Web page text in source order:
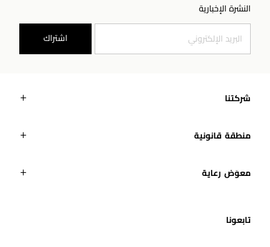
النشرة الإخبارية
اشتراك
شركتنا
منطقة قانونية
معوَض رعاية
تابعونا​